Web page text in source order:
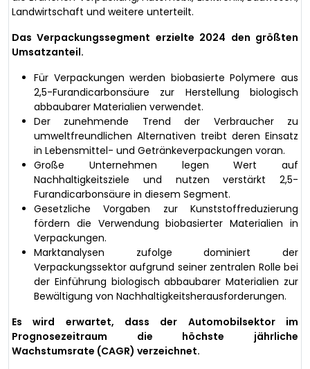
Landwirtschaft und weitere unterteilt.
Das Verpackungssegment erzielte 2024 den größten
Umsatzanteil.
Für Verpackungen werden biobasierte Polymere aus
2,5-Furandicarbonsäure zur Herstellung biologisch
abbaubarer Materialien verwendet.
Der zunehmende Trend der Verbraucher zu
umweltfreundlichen Alternativen treibt deren Einsatz
in Lebensmittel- und Getränkeverpackungen voran.
Große Unternehmen legen Wert auf
Nachhaltigkeitsziele und nutzen verstärkt 2,5-
Furandicarbonsäure in diesem Segment.
Gesetzliche Vorgaben zur Kunststoffreduzierung
fördern die Verwendung biobasierter Materialien in
Verpackungen.
Marktanalysen zufolge dominiert der
Verpackungssektor aufgrund seiner zentralen Rolle bei
der Einführung biologisch abbaubarer Materialien zur
Bewältigung von Nachhaltigkeitsherausforderungen.
Es wird erwartet, dass der Automobilsektor im
Prognosezeitraum die höchste jährliche
Wachstumsrate (CAGR) verzeichnet.